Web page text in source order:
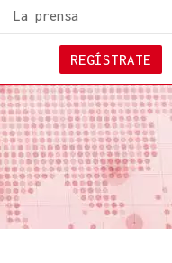
La prensa
REGÍSTRATE